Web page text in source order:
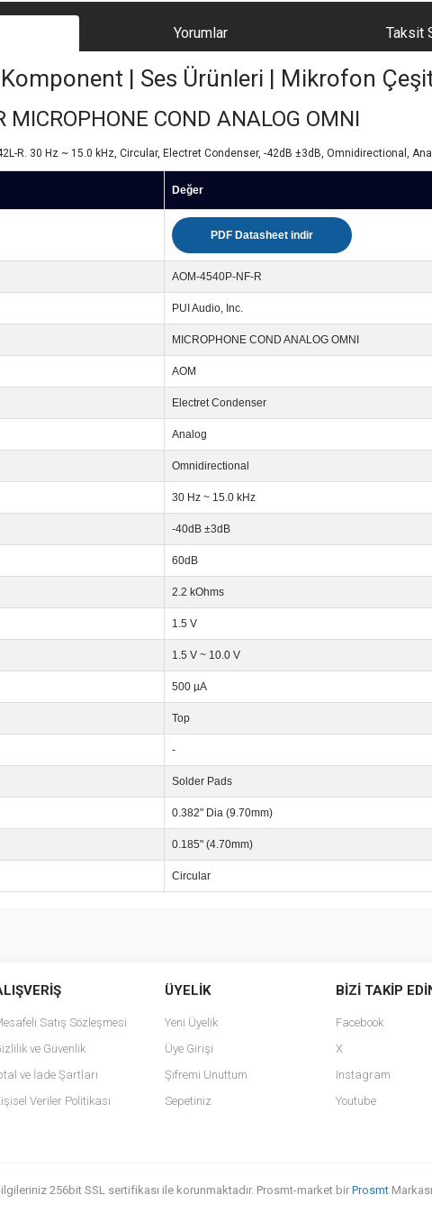
Yorumlar Taksit
| Ses Ürünleri | Mikrofon
COND ANALOG OMNI
R. 30 Hz ~ 15.0 kHz, Circular, Electret Condenser, -42dB ±3dB, Omnidirectional,
Değer
PDF Datasheet indir
AOM-4540P-NF-R
PUI Audio, Inc.
MICROPHONE COND ANALOG OMNI
AOM
Electret Condenser
Analog
Omnidirectional
30 Hz ~ 15.0 kHz
-40dB ±3dB
60dB
2.2 kOhms
1.5 V
1.5 V ~ 10.0 V
500 µA
Top
-
Solder Pads
0.382" Dia (9.70mm)
0.185" (4.70mm)
Circular
veya görüntülenemiyor.
bulunuyor.
daha pahalı.
Satış Sözleşmesi
ve Güvenlik
ve İade Şartları
Veriler Politikası
ÜYELİK
Yeni Üyelik
Üye Girişi
Şifremi Unuttum
Sepetiniz
BİZİ TAKİP
Facebook
X
Instagram
Youtube
256bit SSL sertifikası ile korunmaktadır. Prosmt-market bir Prosmt